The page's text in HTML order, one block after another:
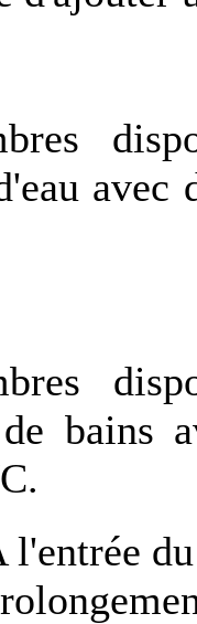
avec
bains
l'entrée